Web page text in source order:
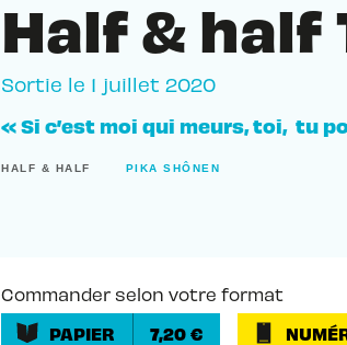
Half & half
Sortie le 1 juillet 2020
« Si c’est moi qui meurs, toi, tu
HALF & HALF PIKA SHÔNEN
Commander selon votre format
PAPIER
7,20 €